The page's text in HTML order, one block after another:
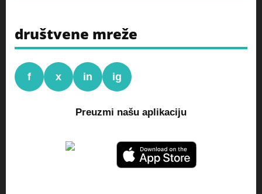
društvene mreže
f x in ig
Preuzmi našu aplikaciju